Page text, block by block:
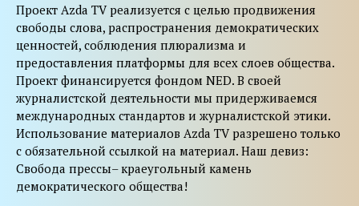
Проект Azda TV реализуется с целью продвижения
свободы слова, распространения демократических
ценностей, соблюдения плюрализма и
предоставления платформы для всех слоев общества.
Проект финансируется фондом NED. В своей
журналистской деятельности мы придерживаемся
международных стандартов и журналистской этики.
Использование материалов Azda TV разрешено только
с обязательной ссылкой на материал. Наш девиз:
Свобода прессы– краеугольный камень
демократического общества!